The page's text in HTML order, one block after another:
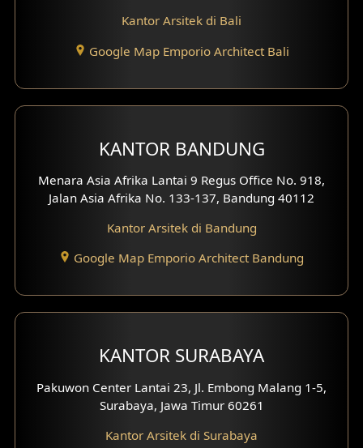
Desain Kantor
Desain Paviliun
Desain Interior Klinik
Desain Interior Kantor
Eksterior dengan Pagar
Fasad Ruko
Fasad Paviliun
Kantor Arsitek di Bali
Google Map Emporio Architect Bali
KANTOR BANDUNG
Menara Asia Afrika Lantai 9 Regus Office No. 918,
Jalan Asia Afrika No. 133-137, Bandung 40112
Kantor Arsitek di Bandung
Google Map Emporio Architect Bandung
KANTOR SURABAYA
Pakuwon Center Lantai 23, Jl. Embong Malang 1-5,
Surabaya, Jawa Timur 60261
Kantor Arsitek di Surabaya